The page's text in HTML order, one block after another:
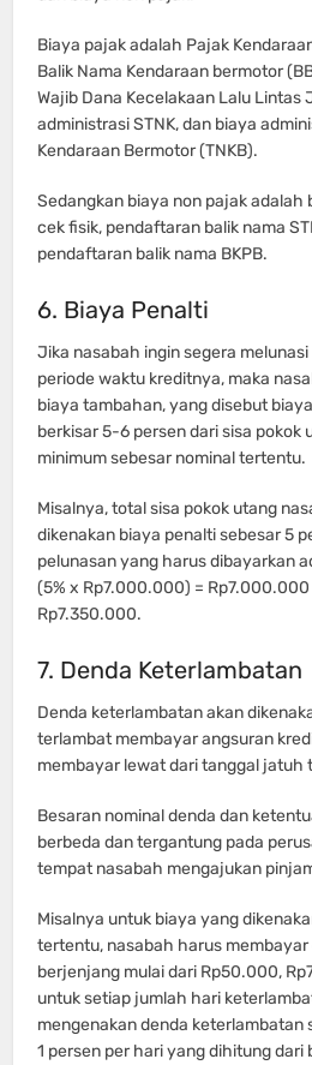
Biaya pajak adalah Pajak
Balik Nama Kendaraan bermotor
Wajib Dana Kecelakaan Lalu Lintas
administrasi STNK, dan biaya
Kendaraan Bermotor (TNKB).
Sedangkan biaya non pajak adalah
cek fisik, pendaftaran balik nama
pendaftaran balik nama BKPB.
6. Biaya Penalti
Jika nasabah ingin segera
periode waktu kreditnya, maka
biaya tambahan, yang disebut
berkisar 5-6 persen dari sisa pokok
minimum sebesar nominal tertentu.
Misalnya, total sisa pokok utang
dikenakan biaya penalti sebesar 5
pelunasan yang harus dibayarkan
(5% x Rp7.000.000) =
Rp7.350.000.
7. Denda Keterlambatan
Denda keterlambatan akan
terlambat membayar angsuran
membayar lewat dari tanggal jatuh
Besaran nominal denda dan
berbeda dan tergantung pada
tempat nasabah mengajukan
Misalnya untuk biaya yang
tertentu, nasabah harus membayar
berjenjang mulai dari Rp50.000,
untuk setiap jumlah hari
mengenakan denda keterlambatan
1 persen per hari yang dihitung dari